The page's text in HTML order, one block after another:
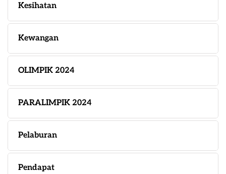
Kesihatan
Kewangan
OLIMPIK 2024
PARALIMPIK 2024
Pelaburan
Pendapat